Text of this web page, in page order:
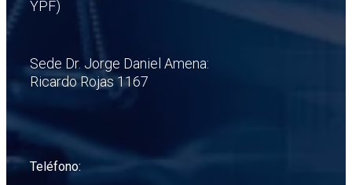
YPF)
Sede Dr. Jorge Daniel Amena:
Ricardo Rojas 1167
Teléfono: